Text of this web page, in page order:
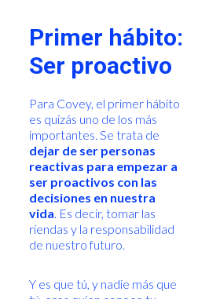
Primer hábito:
Ser proactivo
Para Covey, el primer hábito
es quizás uno de los más
importantes. Se trata de
dejar de ser personas
reactivas para empezar a
ser proactivos con las
decisiones en nuestra
vida . Es decir, tomar las
riendas y la responsabilidad
de nuestro futuro.
Y es que tú, y nadie más que